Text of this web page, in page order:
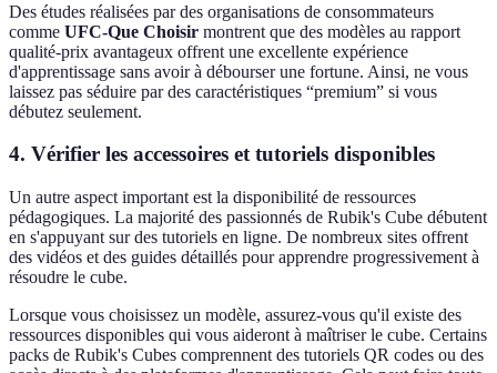
Des études réalisées par des organisations de consommateurs
comme UFC-Que Choisir montrent que des modèles au rapport
qualité-prix avantageux offrent une excellente expérience
d'apprentissage sans avoir à débourser une fortune. Ainsi, ne vous
laissez pas séduire par des caractéristiques “premium” si vous
débutez seulement.
4. Vérifier les accessoires et tutoriels disponibles
Un autre aspect important est la disponibilité de ressources
pédagogiques. La majorité des passionnés de Rubik's Cube débutent
en s'appuyant sur des tutoriels en ligne. De nombreux sites offrent
des vidéos et des guides détaillés pour apprendre progressivement à
résoudre le cube.
Lorsque vous choisissez un modèle, assurez-vous qu'il existe des
ressources disponibles qui vous aideront à maîtriser le cube. Certains
packs de Rubik's Cubes comprennent des tutoriels QR codes ou des